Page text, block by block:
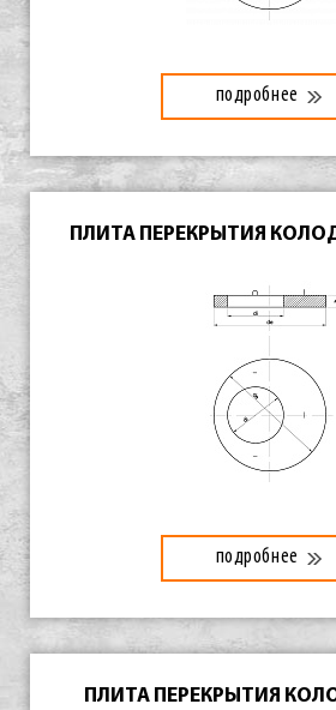
подробнее
ПЛИТА ПЕРЕКРЫТИЯ
подробнее
ПЛИТА ПЕРЕКРЫТИЯ